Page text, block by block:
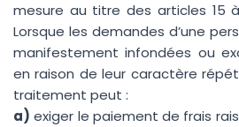
mesure au titre des articles 15
Lorsque les demandes d’une
manifestement infondées ou
en raison de leur caractère
traitement peut :
a) exiger le paiement de frais